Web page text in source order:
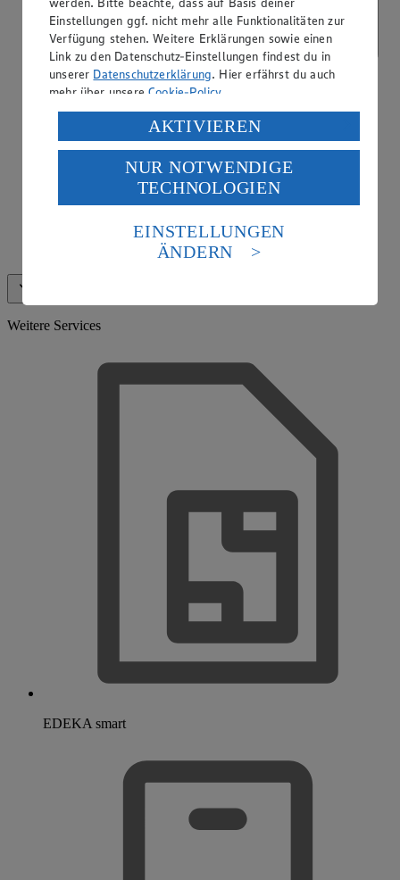
EDEKA Gutscheinkarte
Weitere Services
EDEKA smart
Einstellungen ggf. nicht mehr alle Funktionalitäten zur
Verfügung stehen. Weitere Erklärungen sowie einen
Link zu den Datenschutz-Einstellungen findest du in
unserer Datenschutzerklärung. Hier erfährst du auch
mehr über unsereCookie-Policy.
Verarbeitung deiner personenbezogenen Daten in den
USA durch Facebook und YouTube:
Wenn du auf „Aktivieren“ klickst, willigst du im Sinne
des Art. 49 Abs. 1 Satz 1 lit. a) DSGVO ein, dass deine
Daten in den USA verarbeitet werden. Der EuGH sieht
die USA als Land mit einem nach europäischen
Standards nicht angemessenen Datenschutzniveau an.
Es besteht das Risiko eines Zugriffs durch US-
Informationen zum Herausgeber der Seite findest du
imImpressum
AKTIVIEREN
NUR NOTWENDIGE
TECHNOLOGIEN
EINSTELLUNGEN
ÄNDERN